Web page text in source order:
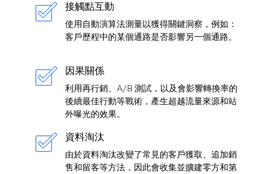
接觸點互動
使用自動演算法測量以獲得關鍵洞察，例如：
客戶歷程中的某個通路是否影響另一個通路。
因果關係
利用再行銷、A/B 測試，以及會影響轉換率的
後續最佳行動等戰術，產生超越流量來源和站
外曝光的效果。
資料淘汰
由於資料淘汰改變了常見的客戶獲取、追加銷
售和留客等方法，因此會收集並擴建零方和第